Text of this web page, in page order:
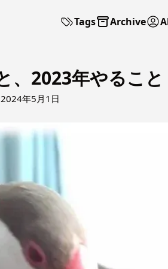
Tags Archive
、2023年やること
2024年5月1日